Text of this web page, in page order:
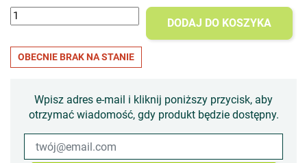
DODAJ DO KOSZYKA
OBECNIE BRAK NA STANIE
Wpisz adres e-mail i kliknij poniższy przycisk, aby
otrzymać wiadomość, gdy produkt będzie dostępny.